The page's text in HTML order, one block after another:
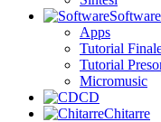
Software
Apps
Tutorial
Tutorial
Micromusic
CD
Chitarre